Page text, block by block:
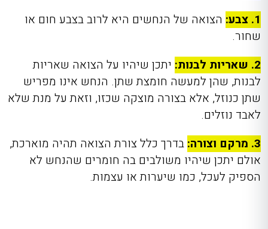
1. צבע:
הצואה של הנחשים היא לרוב בצבע חום או
שחור.
2. שאריות לבנות:
יתכן שיהיו על הצואה שאריות
לבנות, שהן למעשה חומצת שתן. הנחש אינו מפריש
שתן כנוזל, אלא בצורה מוצקה שכזו, וזאת על מנת שלא
לאבד נוזלים.
3. מרקם וצורה:
בדרך כלל צורת הצואה תהיה מוארכת,
אולם יתכן שיהיו משולבים בה חומרים שהנחש לא
הספיק לעכל, כמו שיערות או עצמות.